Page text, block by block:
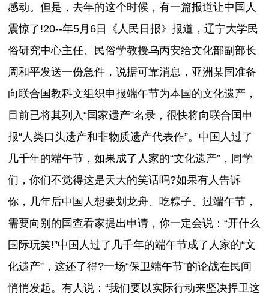
感动。但是，去年的这个时候，有一篇报道让中国人
震惊了!20--年5月6日《人民日报》报道，辽宁大学民
俗研究中心主任、民俗学教授乌丙安给文化部副部长
周和平发送一份急件，说据可靠消息，亚洲某国准备
向联合国教科文组织申报端午节为本国的文化遗产，
目前已将其列入“国家遗产”名录，很快将向联合国申
报“人类口头遗产和非物质遗产代表作”。中国人过了
几千年的端午节，如果成了人家的“文化遗产”，同学
们，你们不觉得这是天大的笑话吗?如果有人告诉
你，几年后中国人想要划龙舟、吃粽子、过端午节，
需要向别的国查看家提出申请，你一定会说：“开什么
国际玩笑!”中国人过了几千年的端午节成了人家的“文
化遗产”，这还了得?一场“保卫端午节”的论战在民间
悄悄发起。有人说：“我们要以实际行动来坚决捍卫这